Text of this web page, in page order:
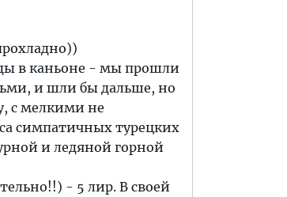
в каньоне - мы прошли
и шли бы дальше, но
с мелкими не
симпатичных турецких
и ледяной горной
- 5 лир. В своей